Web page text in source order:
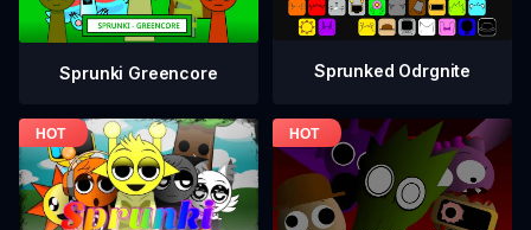
Sprunki Greencore Sprunked Odrgnite